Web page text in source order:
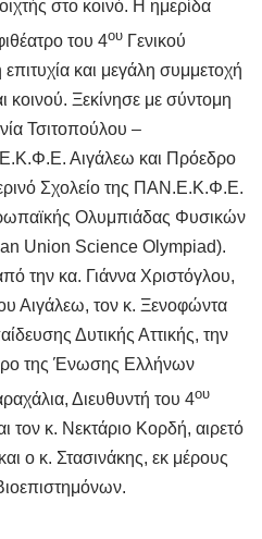
στο κοινό. Η ημερίδα
του 4ου Γενικού
και μεγάλη συμμετοχή
κοινού. Ξεκίνησε με σύντομη
Τσιτοπούλου –
Αιγάλεω και Πρόεδρο
Σχολείο της ΠΑΝ.Ε.Κ.Φ.Ε.
Ολυμπιάδας Φυσικών
Union Science Olympiad).
την κα. Γιάννα Χριστόγλου,
Αιγάλεω, τον κ. Ξενοφώντα
Δυτικής Αττικής, την
της Ένωσης Ελλήνων
Διευθυντή του 4ου
τον κ. Νεκτάριο Κορδή, αιρετό
ο κ. Στασινάκης, εκ μέρους